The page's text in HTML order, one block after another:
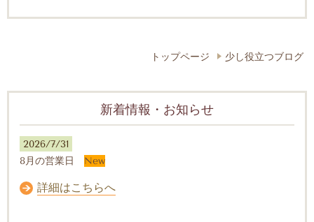
トップページ 少し役立つブログ
新着情報・お知らせ
2026/7/31
8月の営業日 New
詳細はこちらへ